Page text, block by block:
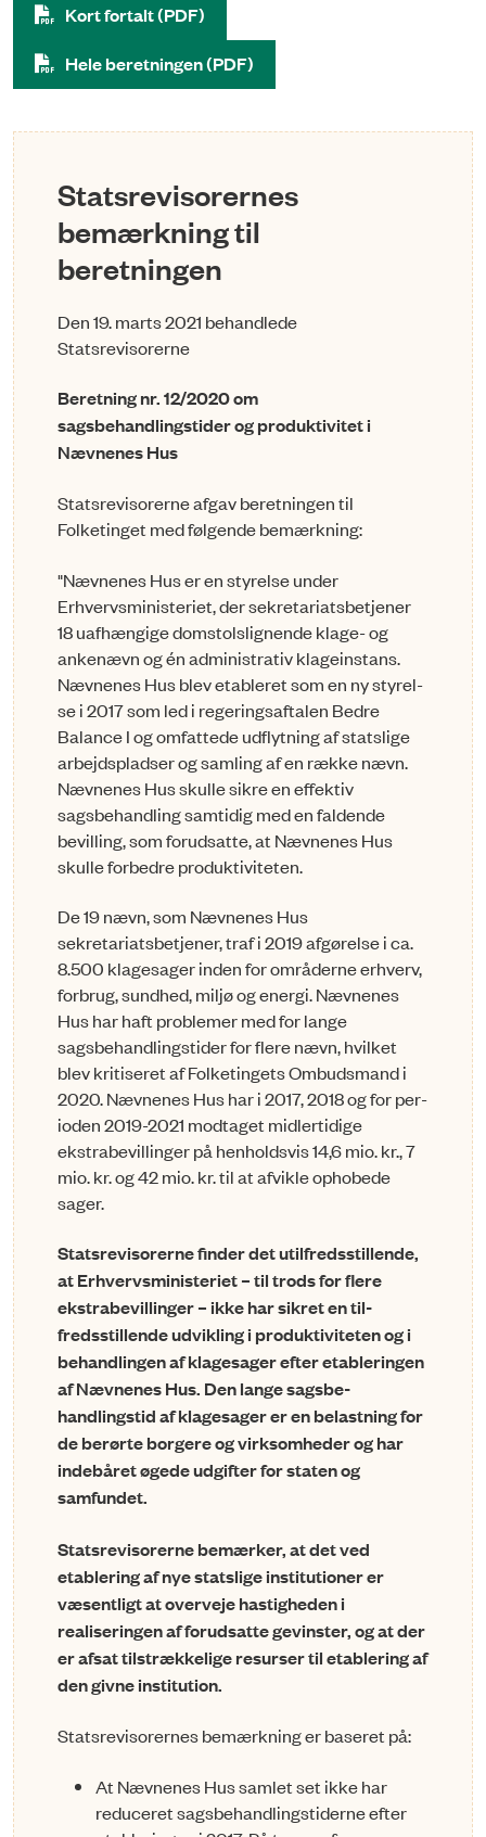
Kort fortalt (PDF)
Hele beretningen (PDF)
Statsrevisorernes
bemærkning til
beretningen
Den 19. marts 2021 behandlede
Statsrevisorerne
Beretning nr. 12/2020 om
sagsbehandlingstider og produktivitet i
Nævnenes Hus
Statsrevisorerne afgav beretningen til
Folketinget med følgende bemærkning:
"Nævnenes Hus er en styrelse under
Erhvervsministeriet, der sekre­ta­riats­betjener
18 uafhængige domstolslignende klage- og
ankenævn og én administrativ klageinstans.
Nævnenes Hus blev etableret som en ny sty­rel­
se i 2017 som led i regeringsaftalen Bedre
Balance I og omfattede ud­flytning af statslige
arbejdspladser og samling af en række nævn.
Næv­ne­nes Hus skulle sikre en effektiv
sagsbehandling samtidig med en fal­den­de
bevilling, som forudsatte, at Nævnenes Hus
skulle forbedre produk­tiviteten.
De 19 nævn, som Nævnenes Hus
sekretariatsbetjener, traf i 2019 af­gø­rel­se i ca.
8.500 klagesager inden for områderne erhverv,
forbrug, sund­hed, miljø og energi. Nævnenes
Hus har haft problemer med for lange
sagsbehandlingstider for flere nævn, hvilket
blev kritiseret af Folke­tin­gets Ombudsmand i
2020. Nævnenes Hus har i 2017, 2018 og for per­
io­den 2019-2021 modtaget midlertidige
ekstrabevillinger på hen­holds­vis 14,6 mio. kr., 7
mio. kr. og 42 mio. kr. til at afvikle ophobede
sager.
Statsrevisorerne finder det utilfredsstillende,
at Erhvervsministe­riet – til trods for flere
ekstrabevillinger – ikke har sikret en til­
fredsstil­l­en­de udvikling i produktiviteten og i
behandlingen af klagesager efter etableringen
af Næv­nenes Hus. Den lange sagsbe­
handlingstid af klagesager er en belastning for
de berørte borgere og virksomheder og har
indebåret øgede udgifter for staten og
samfundet.
Statsrevisorerne bemærker, at det ved
etablering af nye statslige institutioner er
væsentligt at overveje hastigheden i
realiseringen af forudsatte gevinster, og at der
er afsat tilstrækkelige resurser til etablering af
den givne institution.
Statsrevisorernes bemærkning er baseret på:
At Nævnenes Hus samlet set ikke har
reduceret sags­be­hand­lings­ti­d­er­ne efter